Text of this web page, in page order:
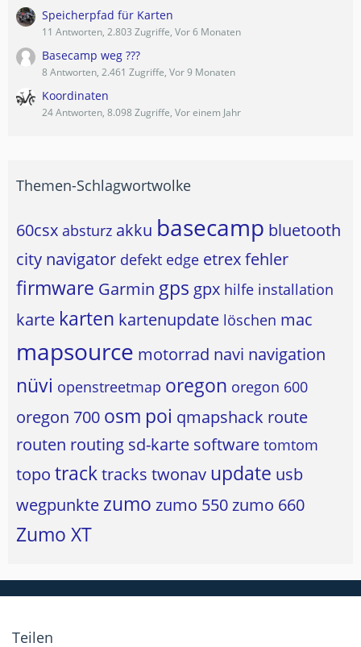
Speicherpfad für Karten
11 Antworten, 2.803 Zugriffe, Vor 6 Monaten
Basecamp weg ???
8 Antworten, 2.461 Zugriffe, Vor 9 Monaten
Koordinaten
24 Antworten, 8.098 Zugriffe, Vor einem Jahr
Themen-Schlagwortwolke
60csx absturz akku basecamp bluetooth
city navigator defekt edge etrexfehler
firmware Garmin gps gpx hilfe installation
karte karten kartenupdate löschen mac
mapsource motorrad navi navigation
nüvi openstreetmap oregon oregon 600
oregon 700 osm poi qmapshack route
routen routing sd-karte software tomtom
topo tracktracks twonav update usb
wegpunkte zumo zumo 550zumo 660
Zumo XT
Teilen